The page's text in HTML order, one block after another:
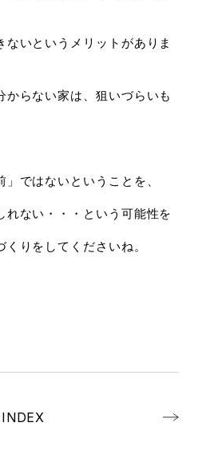
いというメリットがありま
らない家は、狙いづらいも
ではないということを、
れない・・・という可能性を
りをしてくださいね。
INDEX